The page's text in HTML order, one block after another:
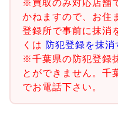
※買取のみ対応店舗
かねますので、お住
登録所で事前に抹消
くは 防犯登録を抹消
※千葉県の防犯登録
とができません。千
でお電話下さい。